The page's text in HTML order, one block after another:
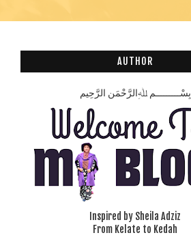
AUTHOR
بِسْـــــــــمِ ﷲِالرَّحْمَنِ الرَّحِيم
Inspired by Sheila Adziz
From Kelate to Kedah